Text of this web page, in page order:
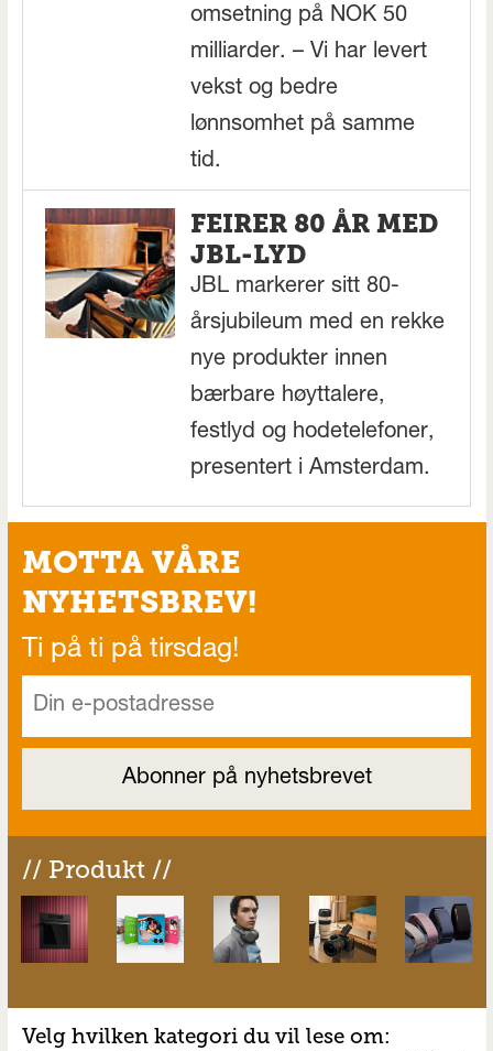
omsetning på NOK 50
milliarder. – Vi har levert
vekst og bedre
lønnsomhet på samme
tid.
FEIRER 80 ÅR MED
JBL-LYD
JBL markerer sitt 80-
årsjubileum med en rekke
nye produkter innen
bærbare høyttalere,
festlyd og hodetelefoner,
presentert i Amsterdam.
MOTTA VÅRE
NYHETSBREV!
Ti på ti på tirsdag!
// Produkt //
Velg hvilken kategori du vil lese om: